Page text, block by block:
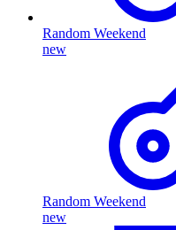
Random Weekend
new
Random Weekend
new